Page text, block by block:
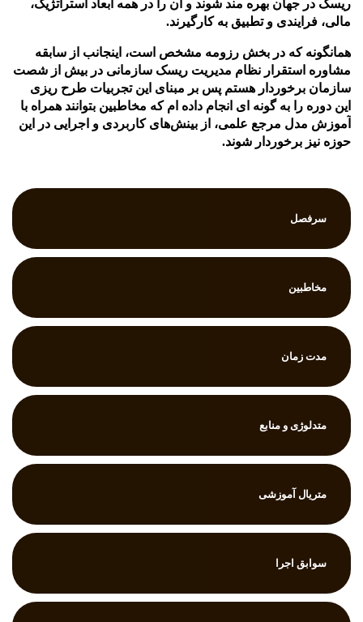
ریسک در جهان بهره مند شوند و آن را در همه ابعاد استراتژیک،
مالی، فرایندی و تطبیق به کارگیرند.
همانگونه که در بخش رزومه مشخص است، اینجانب از سابقه
مشاوره استقرار نظام مدیریت ریسک سازمانی در بیش از شصت
سازمان برخوردار هستم پس بر مبنای این تجربیات طرح ریزی
این دوره را به گونه ای انجام داده ام که مخاطبین بتوانند همراه با
آموزش مدل مرجع علمی، از بینش‌های کاربردی و اجرایی در این
حوزه نیز برخوردار شوند.
سرفصل
مخاطبین
مدت زمان
متدلوژی و منابع
متریال آموزشی
سوابق اجرا